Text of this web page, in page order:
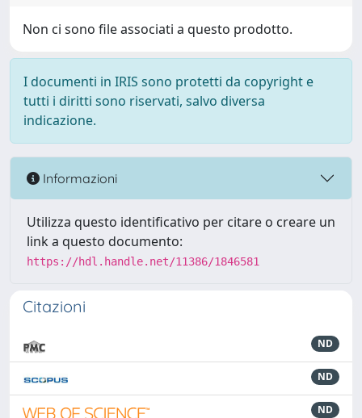
Non ci sono file associati a questo prodotto.
I documenti in IRIS sono protetti da copyright e
tutti i diritti sono riservati, salvo diversa
indicazione.
Informazioni
Utilizza questo identificativo per citare o creare un
link a questo documento:
https://hdl.handle.net/11386/1846581
Citazioni
ND
ND
ND